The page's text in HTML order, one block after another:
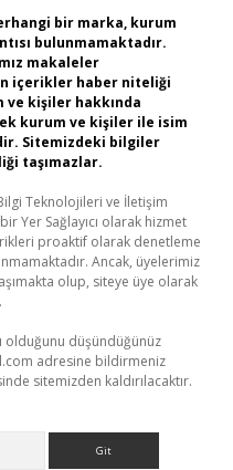
bir marka, kurum
bulunmamaktadır.
makaleler
içerikler haber niteliği
ve kişiler hakkında
kurum ve kişiler ile isim
Sitemizdeki bilgiler
taşımazlar.
Teknolojileri ve İletişim
Yer Sağlayıcı olarak hizmet
proaktif olarak denetleme
Ancak, üyelerimiz
olup, siteye üye olarak
olduğunu düşündüğünüz
adresine bildirmeniz
sitemizden kaldırılacaktır.